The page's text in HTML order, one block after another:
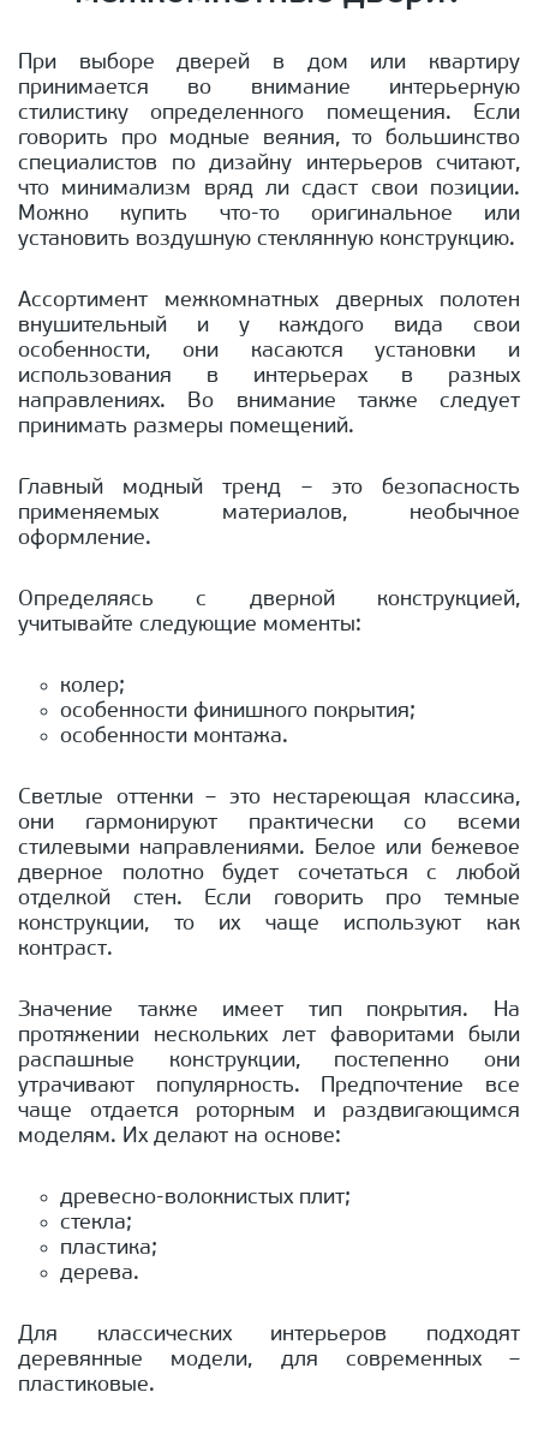
При выборе дверей в дом или квартиру
принимается во внимание интерьерную
стилистику определенного помещения. Если
говорить про модные веяния, то большинство
специалистов по дизайну интерьеров считают,
что минимализм вряд ли сдаст свои позиции.
Можно купить что-то оригинальное или
установить воздушную стеклянную конструкцию.
Ассортимент межкомнатных дверных полотен
внушительный и у каждого вида свои
особенности, они касаются установки и
использования в интерьерах в разных
направлениях. Во внимание также следует
принимать размеры помещений.
Главный модный тренд – это безопасность
применяемых материалов, необычное
оформление.
Определяясь с дверной конструкцией,
учитывайте следующие моменты:
колер;
особенности финишного покрытия;
особенности монтажа.
Светлые оттенки – это нестареющая классика,
они гармонируют практически со всеми
стилевыми направлениями. Белое или бежевое
дверное полотно будет сочетаться с любой
отделкой стен. Если говорить про темные
конструкции, то их чаще используют как
контраст.
Значение также имеет тип покрытия. На
протяжении нескольких лет фаворитами были
распашные конструкции, постепенно они
утрачивают популярность. Предпочтение все
чаще отдается роторным и раздвигающимся
моделям. Их делают на основе:
древесно-волокнистых плит;
стекла;
пластика;
дерева.
Для классических интерьеров подходят
деревянные модели, для современных –
пластиковые.